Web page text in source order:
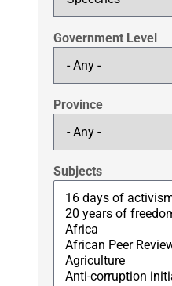
Government Level
Province
Subjects